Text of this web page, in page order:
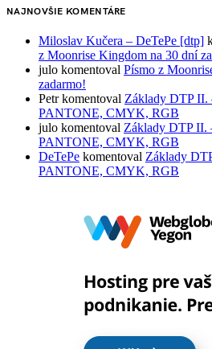
NAJNOVŠIE KOMENTÁRE
Miloslav Kučera – DeTePe [dtp]
z Moonrise Kingdom na 30 dní
julo komentoval Písmo z
zadarmo!
Petrkomentoval Základy DTP II.
PANTONE, CMYK, RGB
julo komentoval Základy DTP II.
PANTONE, CMYK, RGB
DeTePe komentoval Základy
PANTONE, CMYK, RGB